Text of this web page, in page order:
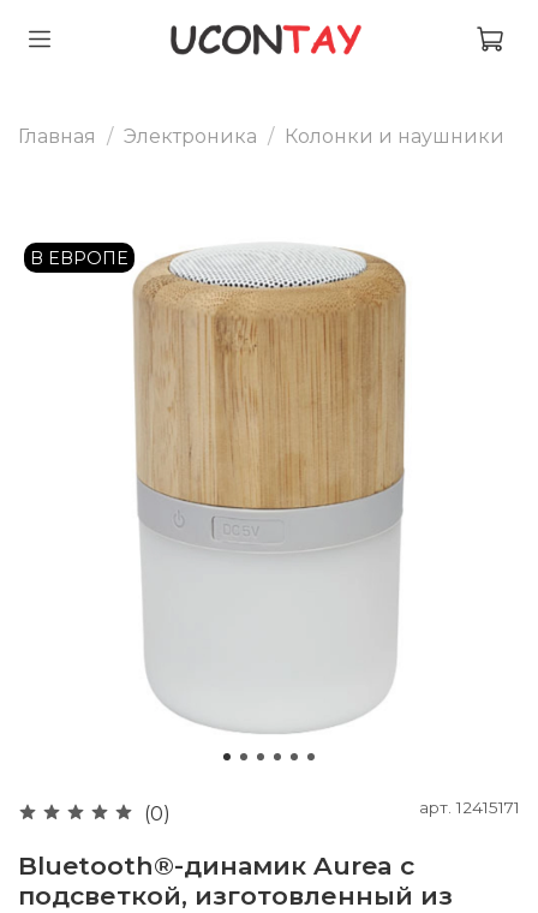
Главная Электроника Колонки и наушники
В ЕВРОПЕ
(0) арт.12415171
Bluetooth®-динамик Aurea с
подсветкой, изготовленный из